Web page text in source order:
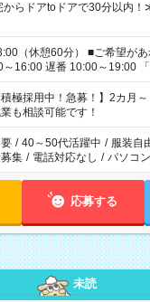
らドアtoドアで30分以内
） ■ご希望があれば下記シフトもOK！
遅番 10:00～19:00 「家族と休みを合わせた
裕を持って夕飯の準備がした
など、ご希望を教えてくださいね。
ご覧のお仕事で希望する勤務
。 合計で週40時間を超え
積極採用中！急募！】2カ月
も相談可能です！
/ 40～50代活躍中 / 服装自
集 / 電話対応なし / パソコ
応募する
未読